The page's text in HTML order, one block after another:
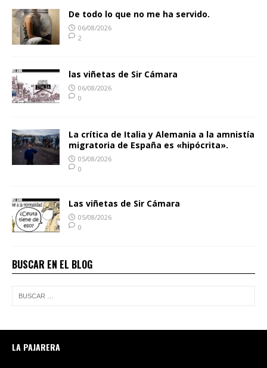
De todo lo que no me ha servido.
06/08/2026
2
las viñetas de Sir Cámara
06/08/2026
0
La crítica de Italia y Alemania a la amnistía
migratoria de España es «hipócrita».
05/08/2026
0
Las viñetas de Sir Cámara
05/08/2026
0
BUSCAR EN EL BLOG
LA PAJARERA